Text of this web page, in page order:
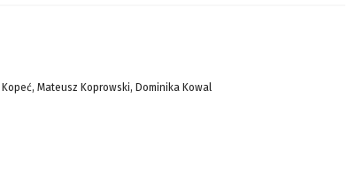
Mateusz Koprowski, Dominika Kowal